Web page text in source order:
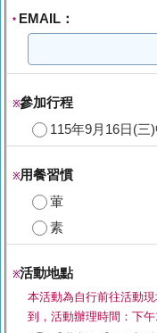
* EMAIL：
※參加行程
115年9月16日(三
※用餐習慣
葷
素
※活動地點
本活動為自行前往活動
到，活動辦理時間：下